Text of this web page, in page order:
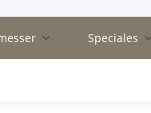
Speciales